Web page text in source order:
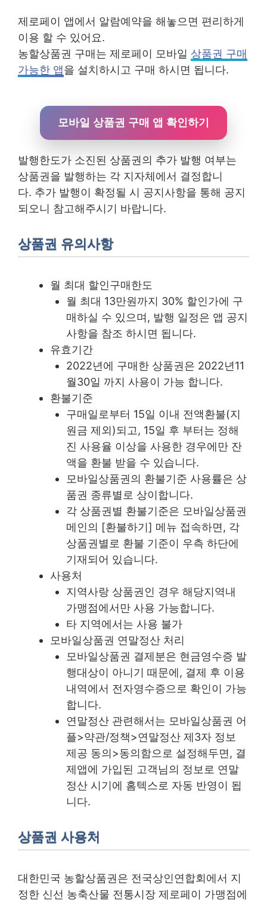
제로페이 앱에서 알람예약을 해놓으면 편리하게
이용 할 수 있어요.
농할상품권 구매는 제로페이 모바일 상품권 구매
가능한 앱을 설치하시고 구매 하시면 됩니다.
모바일 상품권 구매 앱 확인하기
발행한도가 소진된 상품권의 추가 발행 여부는
상품권을 발행하는 각 지자체에서 결정합니
다. 추가 발행이 확정될 시 공지사항을 통해 공지
되오니 참고해주시기 바랍니다.
상품권 유의사항
월 최대 할인구매한도
월 최대 13만원까지 30% 할인가에 구
매하실 수 있으며, 발행 일정은 앱 공지
사항을 참조 하시면 됩니다.
유효기간
2022년에 구매한 상품권은 2022년11
월30일 까지 사용이 가능 합니다.
환불기준
구매일로부터 15일 이내 전액환불(지
원금 제외)되고, 15일 후 부터는 정해
진 사용율 이상을 사용한 경우에만 잔
액을 환불 받을 수 있습니다.
모바일상품권의 환불기준 사용률은 상
품권 종류별로 상이합니다.
각 상품권별 환불기준은 모바일상품권
메인의 [환불하기] 메뉴 접속하면, 각
상품권별로 환불 기준이 우측 하단에
기재되어 있습니다.
사용처
지역사랑 상품권인 경우 해당지역내
가맹점에서만 사용 가능합니다.
타 지역에서는 사용 불가
모바일상품권 연말정산 처리
모바일상품권 결제분은 현금영수증 발
행대상이 아니기 때문에, 결제 후 이용
내역에서 전자영수증으로 확인이 가능
합니다.
연말정산 관련해서는 모바일상품권 어
플>약관/정책>연말정산 제3자 정보
제공 동의>동의함으로 설정해두면, 결
제앱에 가입된 고객님의 정보로 연말
정산 시기에 홈텍스로 자동 반영이 됩
니다.
상품권 사용처
대한민국 농할상품권은 전국상인연합회에서 지
정한 신선 농축산물 전통시장 제로페이 가맹점에